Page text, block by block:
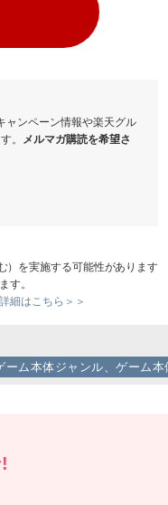
ャンペーン情報や楽天グル
。
メルマガ購読を希望さ
）を実施する可能性があります
す。
細はこちら＞＞
ーム本体ジャンル、ゲーム